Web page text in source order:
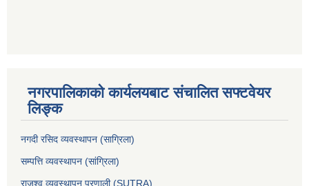
नगरपालिकाको कार्यलयबाट संचालित सफ्टवेयर
लिङ्क
नगदी रसिद व्यवस्थापन (साग्रिला)
सम्पत्ति व्यवस्थापन (सांग्रिला)
राजश्व व्यवस्थापन प्रणाली (SUTRA)